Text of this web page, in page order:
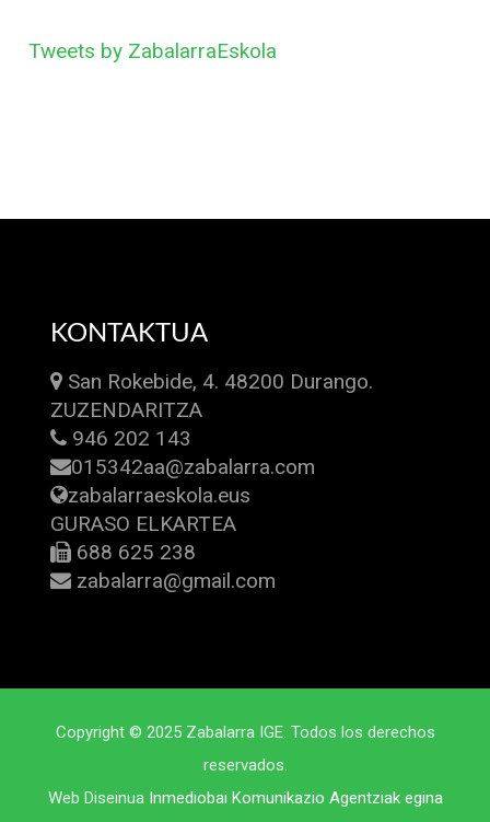
Tweets by ZabalarraEskola
KONTAKTUA
San Rokebide, 4. 48200 Durango.
ZUZENDARITZA
946 202 143
015342aa@zabalarra.com
zabalarraeskola.eus
GURASO ELKARTEA
688 625 238
zabalarra@gmail.com
Copyright © 2025 Zabalarra IGE. Todos los derechos
reservados.
Web Diseinua Inmediobai Komunikazio Agentziak egina